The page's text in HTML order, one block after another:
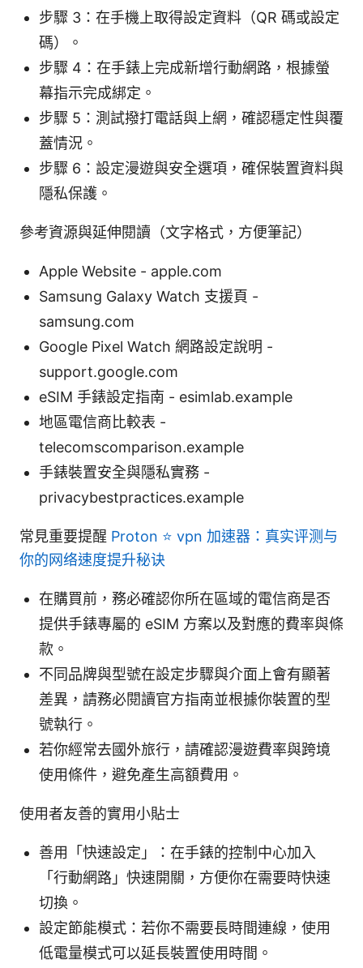
步驟 3：在手機上取得設定資料（QR 碼或設定
碼）。
步驟 4：在手錶上完成新增行動網路，根據螢
幕指示完成綁定。
步驟 5：測試撥打電話與上網，確認穩定性與覆
蓋情況。
步驟 6：設定漫遊與安全選項，確保裝置資料與
隱私保護。
參考資源與延伸閱讀（文字格式，方便筆記）
Apple Website - apple.com
Samsung Galaxy Watch 支援頁 -
samsung.com
Google Pixel Watch 網路設定說明 -
support.google.com
eSIM 手錶設定指南 - esimlab.example
地區電信商比較表 -
telecomscomparison.example
手錶裝置安全與隱私實務 -
privacybestpractices.example
常見重要提醒 Proton ⭐ vpn 加速器：真实评测与
你的网络速度提升秘诀
在購買前，務必確認你所在區域的電信商是否
提供手錶專屬的 eSIM 方案以及對應的費率與條
款。
不同品牌與型號在設定步驟與介面上會有顯著
差異，請務必閱讀官方指南並根據你裝置的型
號執行。
若你經常去國外旅行，請確認漫遊費率與跨境
使用條件，避免產生高額費用。
使用者友善的實用小貼士
善用「快速設定」：在手錶的控制中心加入
「行動網路」快速開關，方便你在需要時快速
切換。
設定節能模式：若你不需要長時間連線，使用
低電量模式可以延長裝置使用時間。